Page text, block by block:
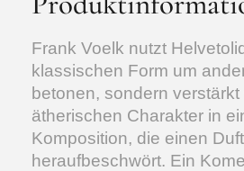
Frank Voelk nutzt
klassischen Form um
betonen, sondern
ätherischen Charakter in
Komposition, die einen
heraufbeschwört. Ein